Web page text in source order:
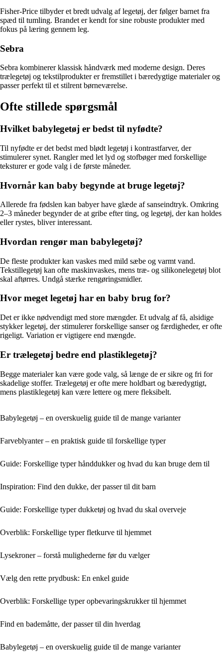
Fisher-Price tilbyder et bredt udvalg af legetøj, der følger barnet fra
spæd til tumling. Brandet er kendt for sine robuste produkter med
fokus på læring gennem leg.
Sebra
Sebra kombinerer klassisk håndværk med moderne design. Deres
trælegetøj og tekstilprodukter er fremstillet i bæredygtige materialer og
passer perfekt til et stilrent børneværelse.
Ofte stillede spørgsmål
Hvilket babylegetøj er bedst til nyfødte?
Til nyfødte er det bedst med blødt legetøj i kontrastfarver, der
stimulerer synet. Rangler med let lyd og stofbøger med forskellige
teksturer er gode valg i de første måneder.
Hvornår kan baby begynde at bruge legetøj?
Allerede fra fødslen kan babyer have glæde af sanseindtryk. Omkring
2–3 måneder begynder de at gribe efter ting, og legetøj, der kan holdes
eller rystes, bliver interessant.
Hvordan rengør man babylegetøj?
De fleste produkter kan vaskes med mild sæbe og varmt vand.
Tekstillegetøj kan ofte maskinvaskes, mens træ- og silikonelegetøj blot
skal aftørres. Undgå stærke rengøringsmidler.
Hvor meget legetøj har en baby brug for?
Det er ikke nødvendigt med store mængder. Et udvalg af få, alsidige
stykker legetøj, der stimulerer forskellige sanser og færdigheder, er ofte
rigeligt. Variation er vigtigere end mængde.
Er trælegetøj bedre end plastiklegetøj?
Begge materialer kan være gode valg, så længe de er sikre og fri for
skadelige stoffer. Trælegetøj er ofte mere holdbart og bæredygtigt,
mens plastiklegetøj kan være lettere og mere fleksibelt.
Babylegetøj – en overskuelig guide til de mange varianter
Farveblyanter – en praktisk guide til forskellige typer
Guide: Forskellige typer hånddukker og hvad du kan bruge dem til
Inspiration: Find den dukke, der passer til dit barn
Guide: Forskellige typer dukketøj og hvad du skal overveje
Overblik: Forskellige typer fletkurve til hjemmet
Lysekroner – forstå mulighederne før du vælger
Vælg den rette prydbusk: En enkel guide
Overblik: Forskellige typer opbevaringskrukker til hjemmet
Find en bademåtte, der passer til din hverdag
Babylegetøj – en overskuelig guide til de mange varianter